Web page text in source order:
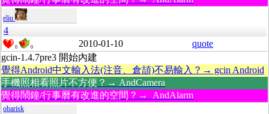
eliu
4
0 0 2010-01-10
quote
gcin-1.4.7pre3 開始內建
覺得Android中文輸入法(注音、倉頡)不易輸入？→ gcin Android
手機照相看照片不方便？→ AndCamera
覺得鬧鐘/行事曆有改進的空間？→ AndAlarm
obarisk